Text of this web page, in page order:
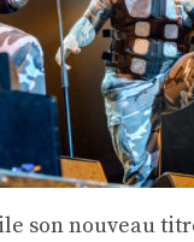
son nouveau